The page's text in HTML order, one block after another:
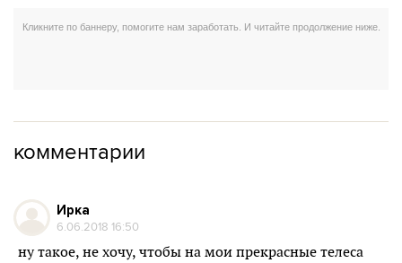
комментарии
Ирка
6.06.2018 16:50
ну такое, не хочу, чтобы на мои прекрасные телеса